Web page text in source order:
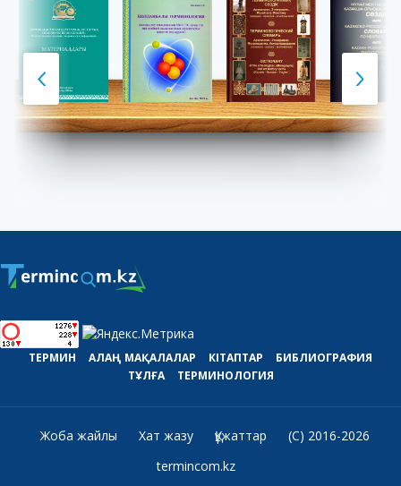
ТЕРМИН АЛАҢ МАҚАЛАЛАР КІТАПТАР
БИБЛИОГРАФИЯ
ТҰЛҒА
ТЕРМИНОЛОГИЯ
Жоба жайлы Хат жазу Құжаттар
(C) 2016-2026
termincom.kz